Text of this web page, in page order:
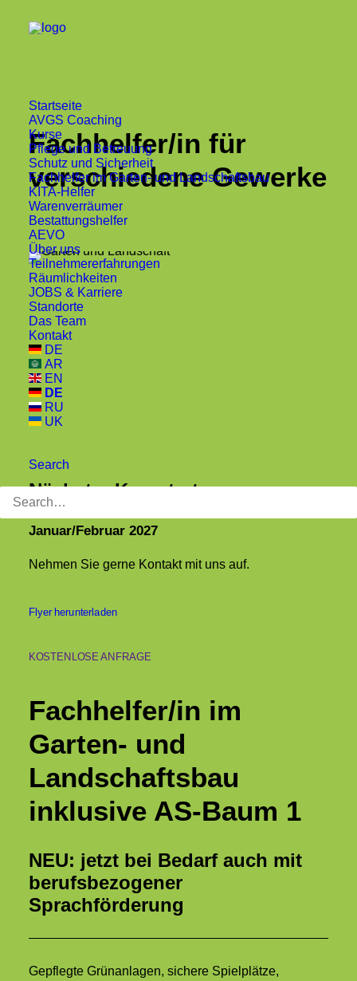
Startseite
AVGS Coaching
Kurse
Pflege und Betreuung
Schutz und Sicherheit
Fachhelfer im Garten- und Landschaftsbau
KITA-Helfer
Warenverräumer
Bestattungshelfer
AEVO
Über uns
Teilnehmererfahrungen
Räumlichkeiten
JOBS & Karriere
Standorte
Das Team
Kontakt
DE
AR
EN
DE
RU
UK
Search
Search
Fachhelfer/in für
verschiedene Gewerke
Nächster Kursstart:
Januar/Februar 2027
Nehmen Sie gerne Kontakt mit uns auf.
Flyer herunterladen
KOSTENLOSE ANFRAGE
Fachhelfer/in im
Garten- und
Landschaftsbau
inklusive AS-Baum 1
NEU: jetzt bei Bedarf auch mit
berufsbezogener
Sprachförderung
Gepflegte Grünanlagen, sichere Spielplätze,